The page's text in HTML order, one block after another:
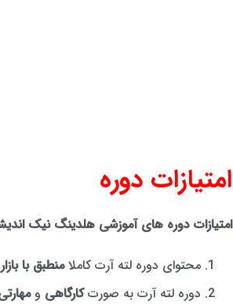
امتیازات دوره
امتیازات دوره های آموزشی هلدینگ نیک
محتوای دوره لته آرت کاملامنطبق با
دوره لته آرت به صورتکارگاهی و